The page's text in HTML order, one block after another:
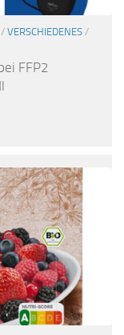
/ VERSCHIEDENES /
FFP2